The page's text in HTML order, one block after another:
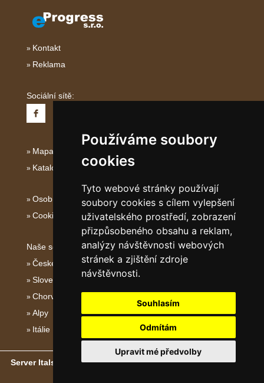
Používáme soubory
cookies
Tyto webové stránky používají
soubory cookies s cílem vylepšení
uživatelského prostředí, zobrazení
přizpůsobeného obsahu a reklam,
analýzy návštěvnosti webových
stránek a zjištění zdroje
návštěvnosti.
Souhlasím
Odmítám
Upravit mé předvolby
Kontakt
Reklama
Sociální sítě:
Mapa serveru Jižní Itálie
Katalog ubytování Jižní Itálie
Osobní údaje
Cookies
Naše servery:
České hory
Slovenské hory
Chorvatsko
Alpy
Itálie
Server Italské hory, ostrovy a pobřeží- Copyright © 2011-2026